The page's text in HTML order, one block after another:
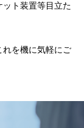
ト装置等目立た
れを機に気軽にご